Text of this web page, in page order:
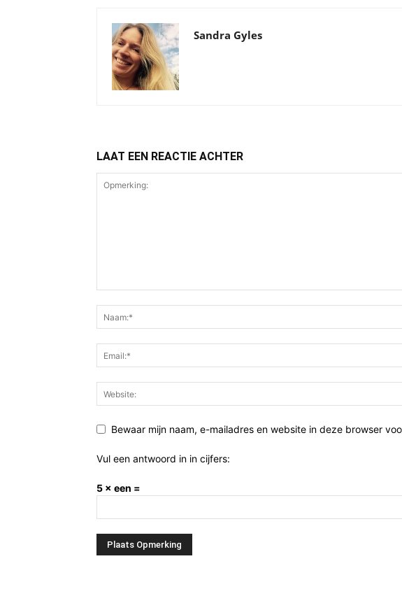
Sandra Gyles
LAAT EEN REACTIE ACHTER
Bewaar mijn naam, e-mailadres en website in deze browser
Vul een antwoord in in cijfers:
5 × een =